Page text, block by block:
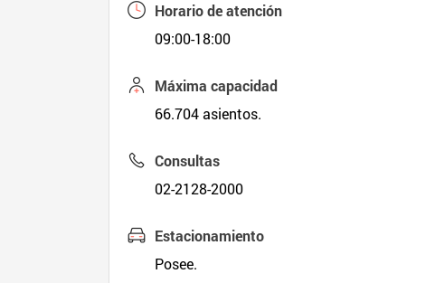
Horario de atención
09:00-18:00
Máxima capacidad
66.704 asientos.
Consultas
02-2128-2000
Estacionamiento
Posee.